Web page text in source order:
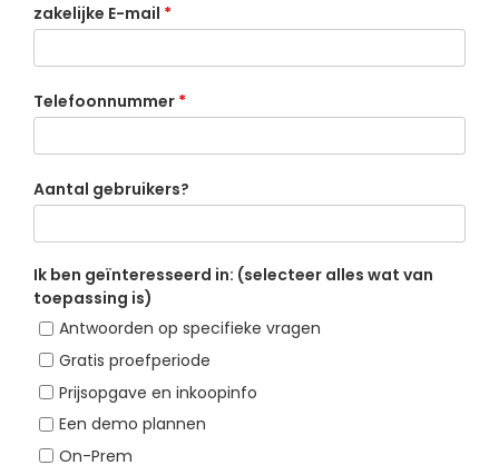
zakelijke E-mail *
Telefoonnummer *
Aantal gebruikers?
Ik ben geïnteresseerd in: (selecteer alles wat van
toepassing is)
Antwoorden op specifieke vragen
Gratis proefperiode
Prijsopgave en inkoopinfo
Een demo plannen
On-Prem